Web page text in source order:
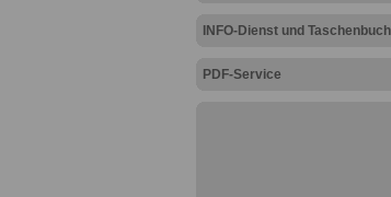
INFO-Dienst und Taschenbuch
PDF-Service